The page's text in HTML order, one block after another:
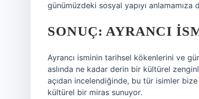
günümüzdeki sosyal yapıyı anlamamıza
SONUÇ: AYRANCI
Ayrancı isminin tarihsel kökenlerini ve
aslında ne kadar derin bir kültürel
açıdan incelendiğinde, bu tür isimler
kültürel bir miras sunuyor.